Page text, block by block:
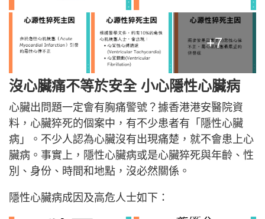
+7
沒心臟痛不等於安全 小心隱性心臟病
心臟出問題一定會有胸痛警號？據香港港安醫院資
料，心臟猝死的個案中，有不少患者有「隱性心臟
病」。不少人認為心臟沒有出現痛楚，就不會患上心
臟病。事實上，隱性心臟病或是心臟猝死與年齡、性
別、身份、時間和地點，沒必然關係。
隱性心臟病成因及高危人士如下：